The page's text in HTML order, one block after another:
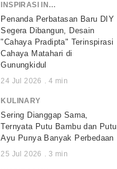
INSPIRASI INDONESIA
Penanda Perbatasan Baru DIY
Segera Dibangun, Desain
"Cahaya Pradipta" Terinspirasi
Cahaya Matahari di
Gunungkidul
24 Jul 2026 . 4 min
KULINARY
Sering Dianggap Sama,
Ternyata Putu Bambu dan Putu
Ayu Punya Banyak Perbedaan
25 Jul 2026 . 3 min